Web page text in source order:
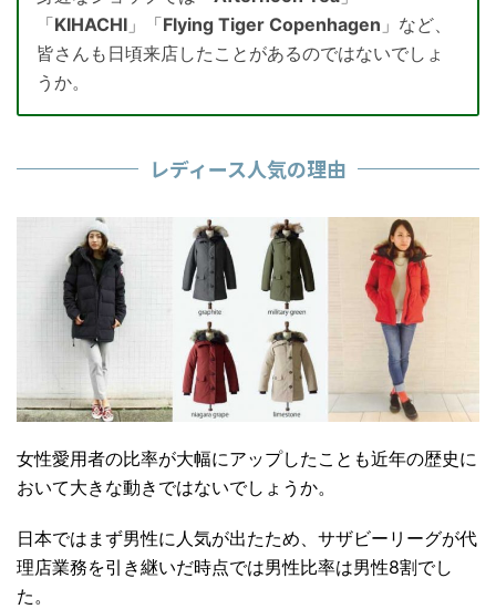
「KIHACHI 」「Flying Tiger Copenhagen 」など、
皆さんも日頃来店したことがあるのではないでしょ
うか。
レディース人気の理由
女性愛用者の比率が大幅にアップしたことも近年の歴史に
おいて大きな動きではないでしょうか。
日本ではまず男性に人気が出たため、サザビーリーグが代
理店業務を引き継いだ時点では男性比率は男性8割でし
た。